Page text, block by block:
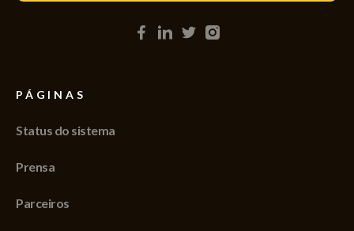
PÁGINAS
Status do sistema
Prensa
Parceiros